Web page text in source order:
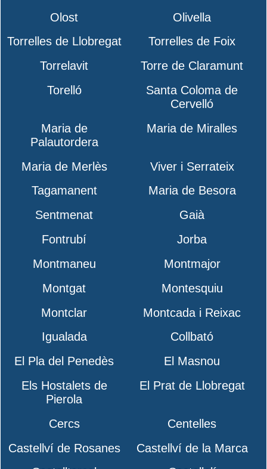
Olost
Olivella
Torrelles de Llobregat
Torrelles de Foix
Torrelavit
Torre de Claramunt
Torelló
Santa Coloma de
Cervelló
Maria de
Palautordera
Maria de Miralles
Maria de Merlès
Viver i Serrateix
Tagamanent
Maria de Besora
Sentmenat
Gaià
Fontrubí
Jorba
Montmaneu
Montmajor
Montgat
Montesquiu
Montclar
Montcada i Reixac
Igualada
Collbató
El Pla del Penedès
El Masnou
Els Hostalets de
Pierola
El Prat de Llobregat
Cercs
Centelles
Castellví de Rosanes
Castellví de la Marca